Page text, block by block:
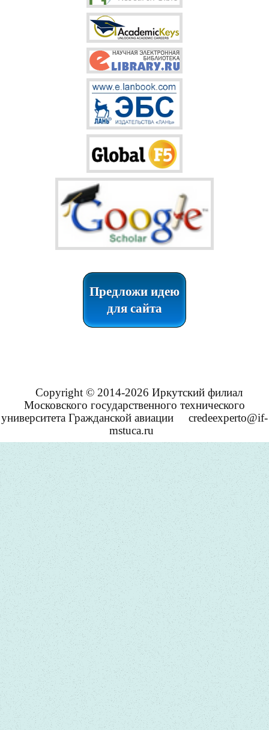
Предложи идею
для сайта
Copyright © 2014-2026 Иркутский филиал
Московского государственного технического
университета Гражданской авиации
credeexperto@if-
mstuca.ru